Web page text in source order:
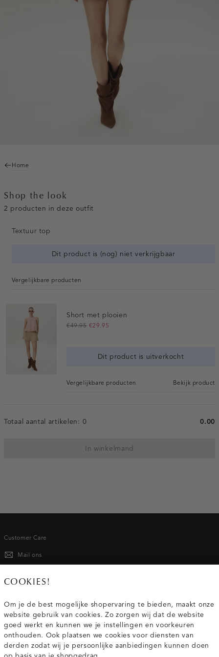
Home
Shop the look
2 producten in deze outfit
Textuur top
Dit product is (nog) niet verkrijgbaar
Vergelijkbare producten
Short met plooien
€49.95 €29.95
Dit product is uitverkocht
Vergelijkbare producten Bekijk product
Totaal aantal artikelen: 0 0.00
In winkelmand
Customer Care
Mail ons
Service
Wij zijn Costes
COOKIES!
Om je de best mogelijke shopervaring te bieden, maakt onze
website gebruik van cookies. Zo zorgen wij dat de website
goed werkt en kunnen we je instellingen en voorkeuren
onthouden. Ook plaatsen we cookies voor diensten van
derden zodat wij je persoonlijke aanbiedingen kunnen doen